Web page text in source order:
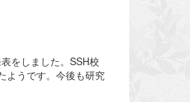
をしました。SSH校
ようです。今後も研究